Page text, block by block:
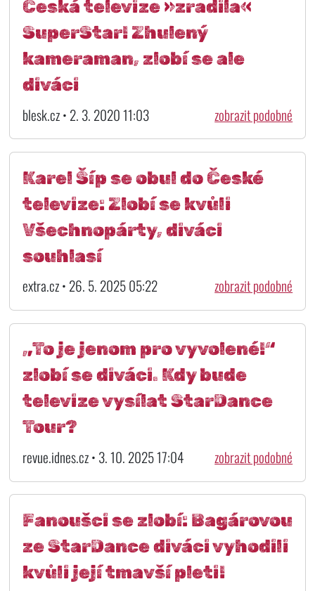
Česká televize »zradila«
SuperStar! Zhulený
kameraman, zlobí se ale
diváci
blesk.cz • 2. 3. 2020 11:03 zobrazit podobné
Karel Šíp se obul do České
televize: Zlobí se kvůli
Všechnopárty, diváci
souhlasí
extra.cz • 26. 5. 2025 05:22 zobrazit podobné
„To je jenom pro vyvolené!“
zlobí se diváci. Kdy bude
televize vysílat StarDance
Tour?
revue.idnes.cz • 3. 10. 2025 17:04 zobrazit podobné
Fanoušci se zlobí: Bagárovou
ze StarDance diváci vyhodili
kvůli její tmavší pleti!